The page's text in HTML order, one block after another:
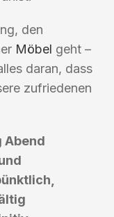
den
Möbel geht –
daran, dass
zufriedenen
Abend